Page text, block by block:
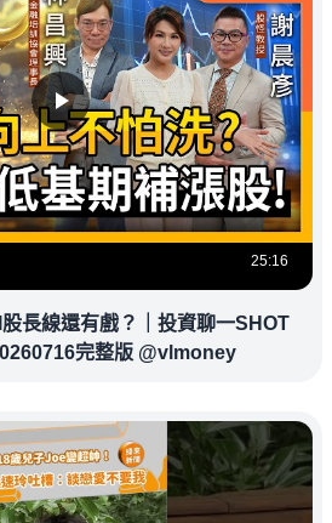
25:16
長線還有戲？｜投資聊一SHOT
完整版 @vlmoney